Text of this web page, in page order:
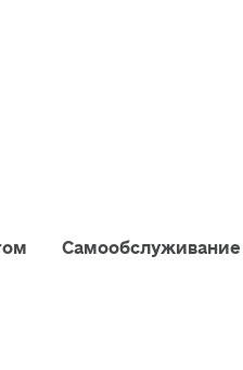
Самообслуживание